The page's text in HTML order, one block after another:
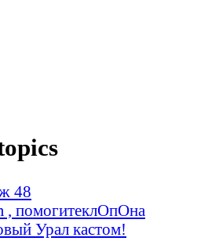
48
, помогитеклОпОна
Урал кастом!